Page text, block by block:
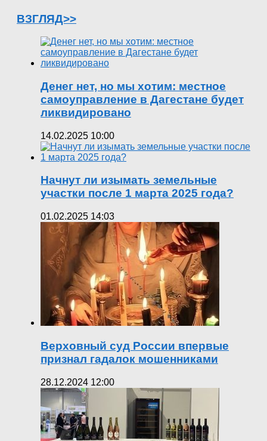
ВЗГЛЯД>>
Денег нет, но мы хотим: местное
самоуправление в Дагестане будет
ликвидировано
14.02.2025 10:00
Начнут ли изымать земельные
участки после 1 марта 2025 года?
01.02.2025 14:03
Верховный суд России впервые
признал гадалок мошенниками
28.12.2024 12:00